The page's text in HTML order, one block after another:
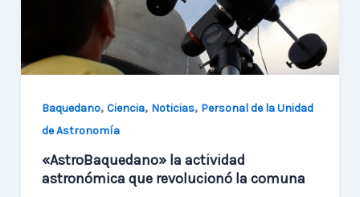
Baquedano, Ciencia, Noticias, Personal de la Unidad
de Astronomía
«AstroBaquedano» la actividad
astronómica que revolucionó la comuna